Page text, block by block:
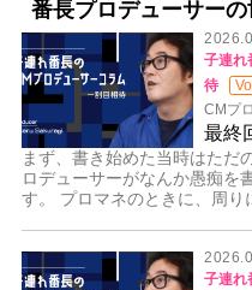
番長プロデューサー
子連れ
待
CMプ
最終
まず、書き始めた当時はただ
ロデューサーがなんか愚痴を
す。 プロマネのときに、周り
子連れ